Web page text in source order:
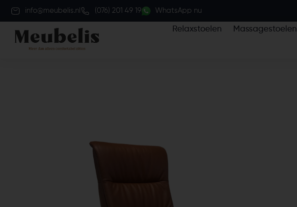
info@meubelis.nl (076) 201 49 19 WhatsApp nu
Relaxstoelen Massagestoelen